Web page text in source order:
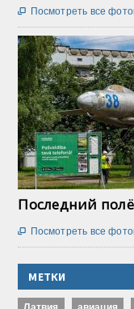
 Посмотреть все
Последний
 Посмотреть все
МЕТКИ